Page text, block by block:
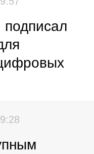
подписал